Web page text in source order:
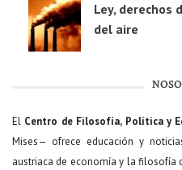
Ley, derechos
del aire
El Centro de Filosofía, Política y
Mises— ofrece educación y
austriaca de economía y la filosofía